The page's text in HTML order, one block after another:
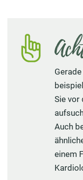
Sie vor
Auch
einem